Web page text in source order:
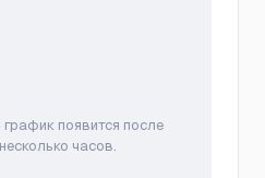
появится после
часов.